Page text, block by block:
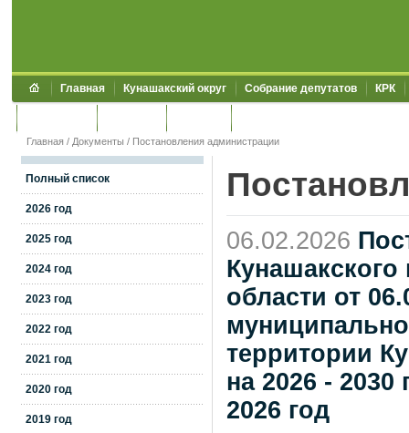
Главная Кунашакский округ Собрание депутатов КРК
Главная / Документы / Постановления администрации
Полный список
2026 год
2025 год
2024 год
2023 год
2022 год
2021 год
2020 год
2019 год
06.02.2026
области от
территории
на 2026 - 2030
2026 год